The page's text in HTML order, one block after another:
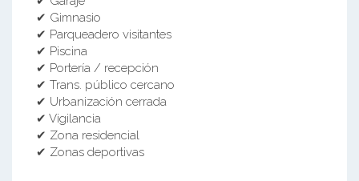
✔ Gimnasio
✔ Parqueadero visitantes
✔ Piscina
✔ Portería / recepción
✔ Trans. público cercano
✔ Urbanización cerrada
✔ Vigilancia
✔ Zona residencial
✔ Zonas deportivas